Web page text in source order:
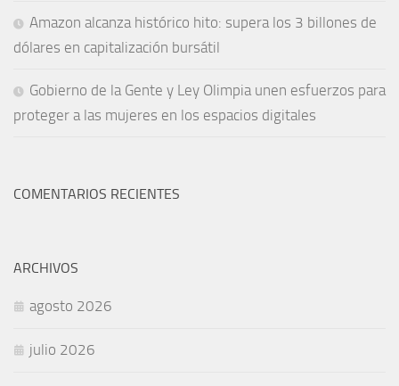
Amazon alcanza histórico hito: supera los 3 billones de
dólares en capitalización bursátil
Gobierno de la Gente y Ley Olimpia unen esfuerzos para
proteger a las mujeres en los espacios digitales
COMENTARIOS RECIENTES
ARCHIVOS
agosto 2026
julio 2026